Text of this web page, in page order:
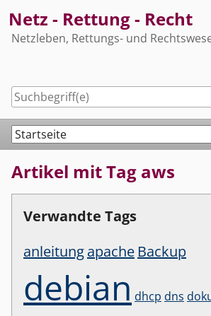
to
content
Netz - Rettung - Recht
Netzleben, Rettungs- und
Navigation
Artikel mit Tag aws
Verwandte Tags
anleitungapache Backup
debian dhcp dns